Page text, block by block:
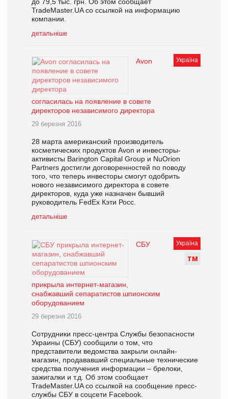
TradeMaster.UA со ссылкой на информацию
компании.
детальніше
Україна
Avon
согласилась на появление в совете
директоров независимого директора
29 березня 2016
28 марта американский производитель
косметических продуктов Avon и инвесторы-
активисты Barington Capital Group и NuOrion
Partners достигли договоренностей по поводу
того, что теперь инвесторы смогут одобрить
нового независимого директора в совете
директоров, куда уже назначен бывший
руководитель FedEx Кэти Росс.
детальніше
Україна
ТМ
СБУ
прикрыла интернет-магазин,
снабжавший сепаратистов шпионским
оборудованием
29 березня 2016
Сотрудники пресс-центра Службы безопасности
Украины (СБУ) сообщили о том, что
представители ведомства закрыли онлайн-
магазин, продававший специальные технические
средства получения информации – брелоки,
зажигалки и т.д. Об этом сообщает
TradeMaster.UA со ссылкой на сообщение пресс-
службы СБУ в соцсети Facebook.